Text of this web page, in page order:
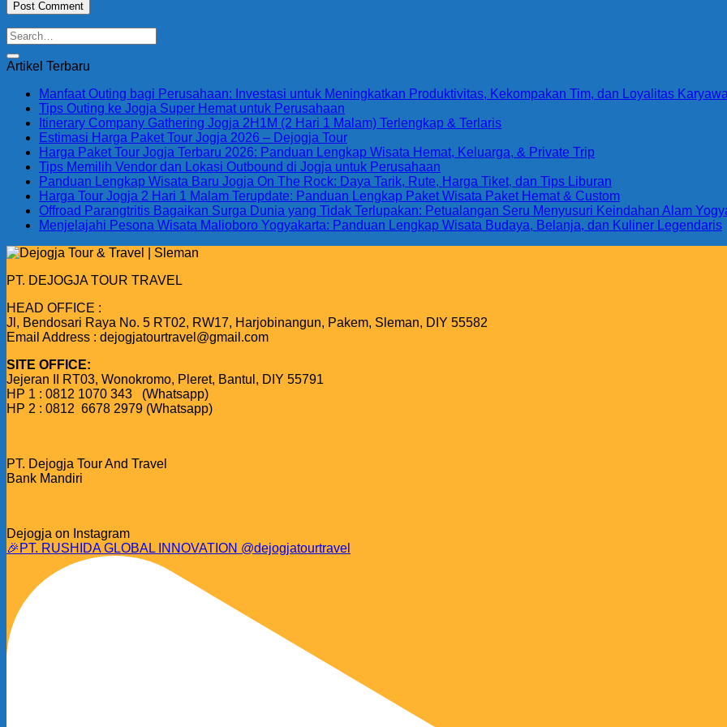
Artikel Terbaru
Manfaat Outing bagi Perusahaan: Investasi untuk Meningkatkan Produktivitas, Kekompakan Tim, dan Loyalitas
Tips Outing ke Jogja Super Hemat untuk Perusahaan
Itinerary Company Gathering Jogja 2H1M (2 Hari 1 Malam) Terlengkap & Terlaris
Estimasi Harga Paket Tour Jogja 2026 – Dejogja Tour
Harga Paket Tour Jogja Terbaru 2026: Panduan Lengkap Wisata Hemat, Keluarga, & Private Trip
Tips Memilih Vendor dan Lokasi Outbound di Jogja untuk Perusahaan
Panduan Lengkap Wisata Baru Jogja On The Rock: Daya Tarik, Rute, Harga Tiket, dan Tips Liburan
Harga Tour Jogja 2 Hari 1 Malam Terupdate: Panduan Lengkap Paket Wisata Paket Hemat & Custom
Offroad Parangtritis Bagaikan Surga Dunia yang Tidak Terlupakan: Petualangan Seru Menyusuri Keindahan Alam
Menjelajahi Pesona Wisata Malioboro Yogyakarta: Panduan Lengkap Wisata Budaya, Belanja, dan Kuliner Legendaris
PT. DEJOGJA TOUR TRAVEL
HEAD OFFICE :
Jl, Bendosari Raya No. 5 RT02, RW17, Harjobinangun, Pakem, Sleman, DIY 55582
Email Address : dejogjatourtravel@gmail.com
SITE OFFICE:
Jejeran II RT03, Wonokromo, Pleret, Bantul, DIY 55791
HP 1 : 0812 1070 343 (Whatsapp)
HP 2 : 0812 6678 2979 (Whatsapp)
PT. Dejogja Tour And Travel
Bank Mandiri
Dejogja on Instagram
🎉PT. RUSHIDA GLOBAL INNOVATION @dejogjatourtravel